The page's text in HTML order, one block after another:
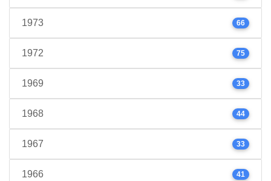
1973 66
1972 75
1969 33
1968 44
1967 33
1966 41